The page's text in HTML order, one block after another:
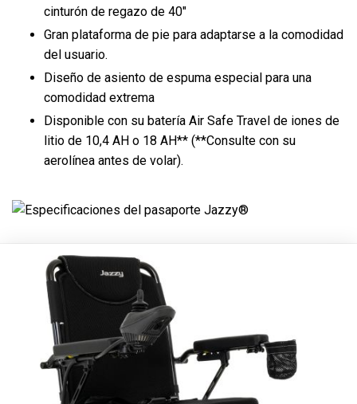
cinturón de regazo de 40"
Gran plataforma de pie para adaptarse a la comodidad
del usuario.
Diseño de asiento de espuma especial para una
comodidad extrema
Disponible con su batería Air Safe Travel de iones de
litio de 10,4 AH o 18 AH** (**Consulte con su
aerolínea antes de volar).